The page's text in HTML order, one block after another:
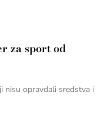
za sport od
nisu opravdali sredstva i